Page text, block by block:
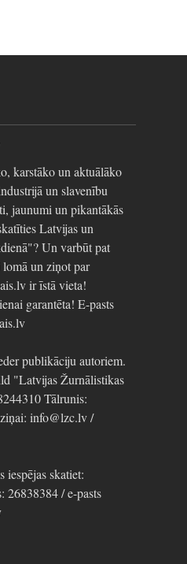
karstāko un aktuālāko
un slavenību
jaunumi un pikantākās
Latvijas un
Un varbūt pat
lomā un ziņot par
ir īstā vieta!
garantēta! E-pasts
publikāciju autoriem.
"Latvijas Žurnālistikas
Tālrunis:
info@lzc.lv /
iespējas skatiet:
/ e-pasts